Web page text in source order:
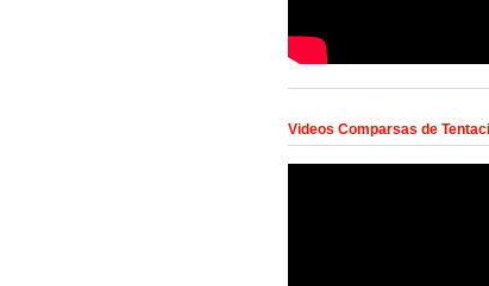
Videos Comparsas de